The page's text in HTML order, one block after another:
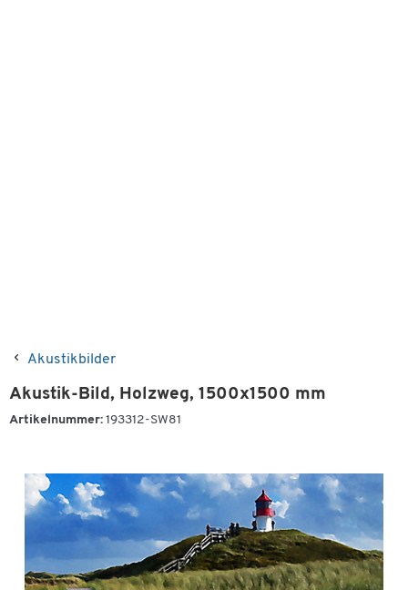
Akustikbilder
Akustik-Bild, Holzweg, 1500x1500 mm
Artikelnummer: 193312-SW81